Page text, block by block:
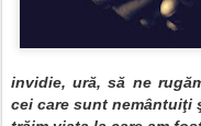
invidie, ură, să ne
cei care sunt nemântuiţi